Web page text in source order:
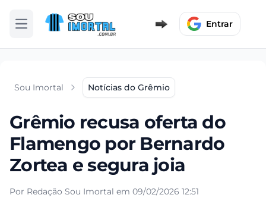
Abrir menu Entrar
Sou Imortal Notícias do Grêmio
Grêmio recusa oferta do
Flamengo por Bernardo
Zortea e segura joia
Por Redação Sou Imortal em 09/02/2026 12:51